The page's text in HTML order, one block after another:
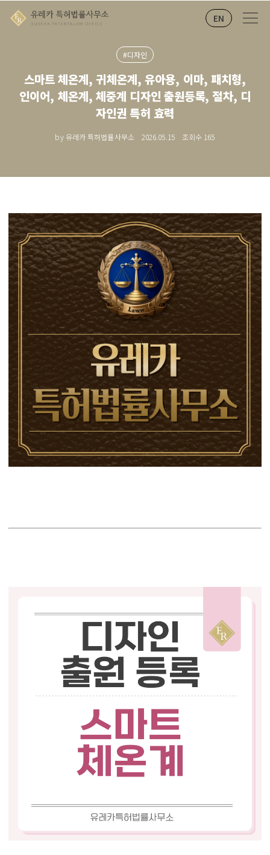
EN
#디자인
스마트 체온계, 귀체온계, 유아용, 이마, 패치형,
인이어, 체온계, 체중계 디자인 출원등록, 절차, 디
자인권 특허 효력
by 유레카 특허법률사무소 2026.05.15 조회수 165